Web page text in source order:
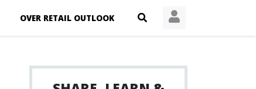
OVER RETAIL OUTLOOK